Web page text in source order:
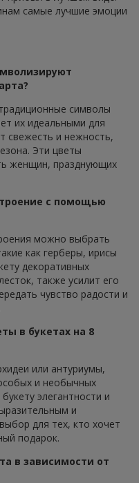
самые лучшие эмоции
символы
их идеальными для
свежесть и нежность,
Эти цветы
женщин, празднующих
с помощью
можно выбрать
как герберы, ирисы
декоративных
также усилит его
чувство радости и
в букетах на 8
или антуриумы,
и необычных
элегантности и
и
для тех, кто хочет
подарок.
в зависимости от